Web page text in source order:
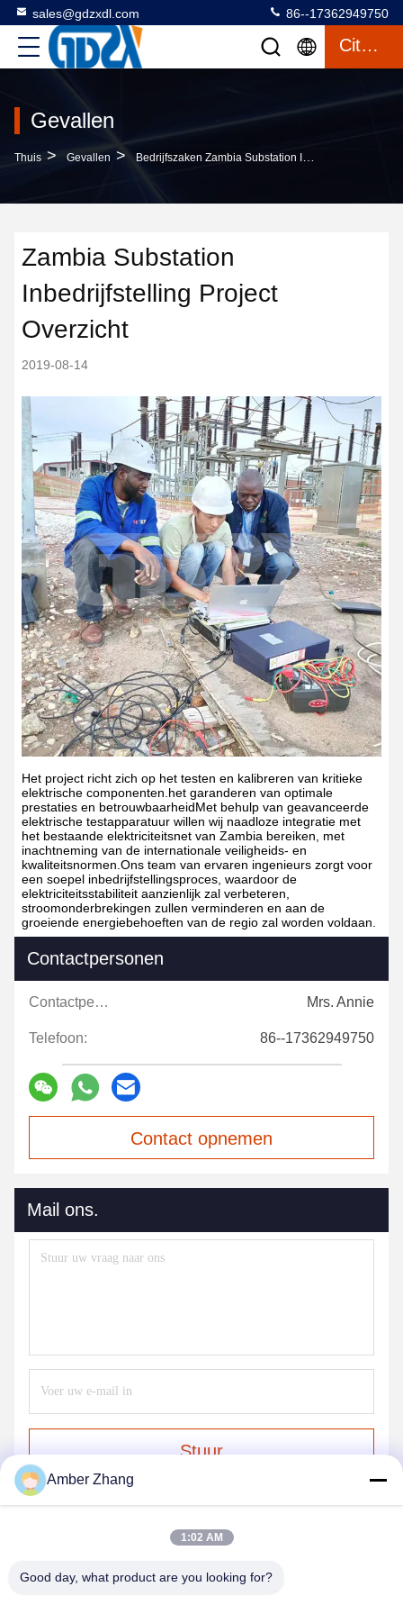
sales@gdzxdl.com 86--17362949750
Citaat
Gevallen
Thuis > Gevallen > Bedrijfszaken Zambia Substation Inbedrijfstelling Project Overzicht
Zambia Substation
Inbedrijfstelling Project
Overzicht
2019-08-14
Het project richt zich op het testen en kalibreren van kritieke
elektrische componenten.het garanderen van optimale
prestaties en betrouwbaarheidMet behulp van geavanceerde
elektrische testapparatuur willen wij naadloze integratie met
het bestaande elektriciteitsnet van Zambia bereiken, met
inachtneming van de internationale veiligheids- en
kwaliteitsnormen.Ons team van ervaren ingenieurs zorgt voor
een soepel inbedrijfstellingsproces, waardoor de
elektriciteitsstabiliteit aanzienlijk zal verbeteren,
stroomonderbrekingen zullen verminderen en aan de
groeiende energiebehoeften van de regio zal worden voldaan.
Contactpersonen
Contactpersonen: Mrs. Annie
Telefoon: 86--17362949750
Contact opnemen
Mail ons.
Stuur
Amber Zhang
1:02 AM
Good day, what product are you looking for?